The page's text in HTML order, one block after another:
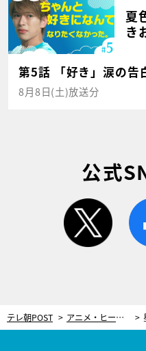
夏
き
第5話 「好き」涙の告
8月8日(土)放送分
公式
テレ朝POST アニメ・ヒーロー